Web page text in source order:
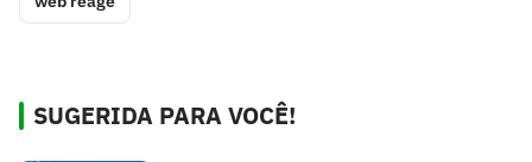
SUGERIDA PARA VOCÊ!